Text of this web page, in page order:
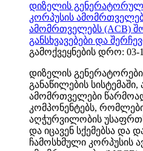
დიზელის გენერატორულ
კორპუსის
ამომრთველებს (ACB)
განსხვავებები და
გამოქვეყნების დრო: 03-
დიზელის
განაწილების
ამომრთველები
კომპონენტებს,
აღჭურვილობის
და იცავენ სქემებსა და
ჩამოსხმული კორპუსის